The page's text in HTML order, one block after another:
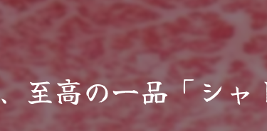
至高の一品「シャ